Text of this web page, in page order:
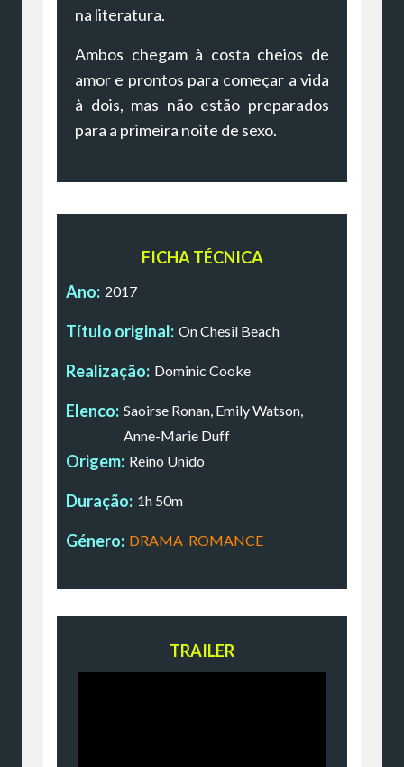
na literatura.
Ambos chegam à costa cheios de
amor e prontos para começar a vida
à dois, mas não estão preparados
para a primeira noite de sexo.
FICHA TÉCNICA
Ano: 2017
Título original: On Chesil Beach
Realização: Dominic Cooke
Elenco: Saoirse Ronan, Emily Watson,
Anne-Marie Duff
Origem: Reino Unido
Duração: 1h 50m
Género: DRAMA ROMANCE
TRAILER